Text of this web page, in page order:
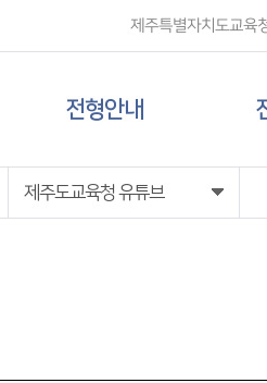
제주특별자치도교육
전형안내
대입 일정
제주도교육청 유튜브